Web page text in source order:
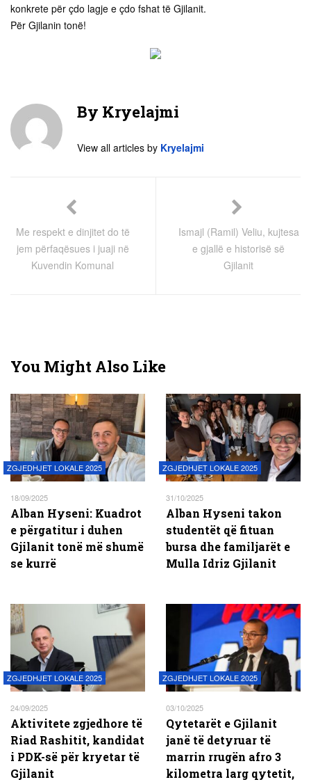
konkrete për çdo lagje e çdo fshat të Gjilanit.
Për Gjilanin tonë!
By Kryelajmi
View all articles by Kryelajmi
Me respekt e dinjitet do të
jem përfaqësues i juaji në
Kuvendin Komunal
Ismajl (Ramil) Veliu, kujtesa
e gjallë e historisë së
Gjilanit
You Might Also Like
ZGJEDHJET LOKALE 2025
18/09/2025
Alban Hyseni: Kuadrot
e përgatitur i duhen
Gjilanit tonë më shumë
se kurrë
ZGJEDHJET LOKALE 2025
31/10/2025
Alban Hyseni takon
studentët që fituan
bursa dhe familjarët e
Mulla Idriz Gjilanit
ZGJEDHJET LOKALE 2025
24/09/2025
Aktivitete zgjedhore të
Riad Rashitit, kandidat
i PDK-së për kryetar të
Gjilanit
ZGJEDHJET LOKALE 2025
03/10/2025
Qytetarët e Gjilanit
janë të detyruar të
marrin rrugën afro 3
kilometra larg qytetit,